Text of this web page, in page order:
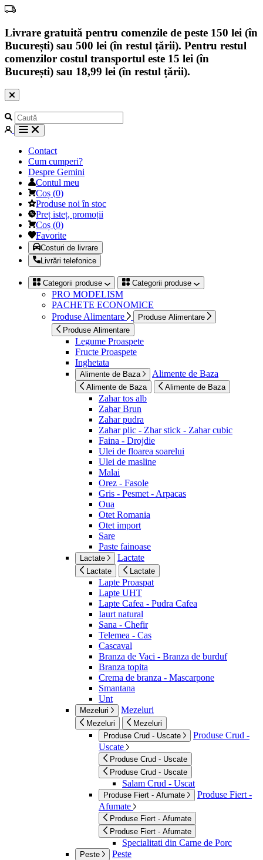
Livrare gratuită pentru comenzile de peste 150 lei (în
București) sau 500 lei (în restul țării). Pentru restul
comenzilor costul transportul este 15 lei (în
București) sau 18,99 lei (în restul țării).
Contact
Cum cumperi?
Despre Gemini
Contul meu
Coș (0)
Produse noi în stoc
Preț isteț, promoții
Coș (0)
Favorite
Costuri de livrare
Livrări telefonice
Categorii produse Categorii produse
PRO MODELISM
PACHETE ECONOMICE
Produse Alimentare
Produse Alimentare
Produse Alimentare
Legume Proaspete
Fructe Proaspete
Inghetata
Alimente de Baza Alimente de Baza
Alimente de Baza Alimente de Baza
Zahar tos alb
Zahar Brun
Zahar pudra
Zahar plic - Zhar stick - Zahar cubic
Faina - Drojdie
Ulei de floarea soarelui
Ulei de masline
Malai
Orez - Fasole
Gris - Pesmet - Arpacas
Oua
Otet Romania
Otet import
Sare
Paste fainoase
Lactate Lactate
Lactate Lactate
Lapte Proaspat
Lapte UHT
Lapte Cafea - Pudra Cafea
Iaurt natural
Sana - Chefir
Telemea - Cas
Cascaval
Branza de Vaci - Branza de burduf
Branza topita
Crema de branza - Mascarpone
Smantana
Unt
Mezeluri Mezeluri
Mezeluri
Mezeluri
Produse Crud - Uscate
Produse Crud -
Uscate
Produse Crud - Uscate
Produse Crud - Uscate
Salam Crud - Uscat
Produse Fiert - Afumate
Produse Fiert -
Afumate
Produse Fiert - Afumate
Produse Fiert - Afumate
Specialitati din Carne de Porc
Peste Peste